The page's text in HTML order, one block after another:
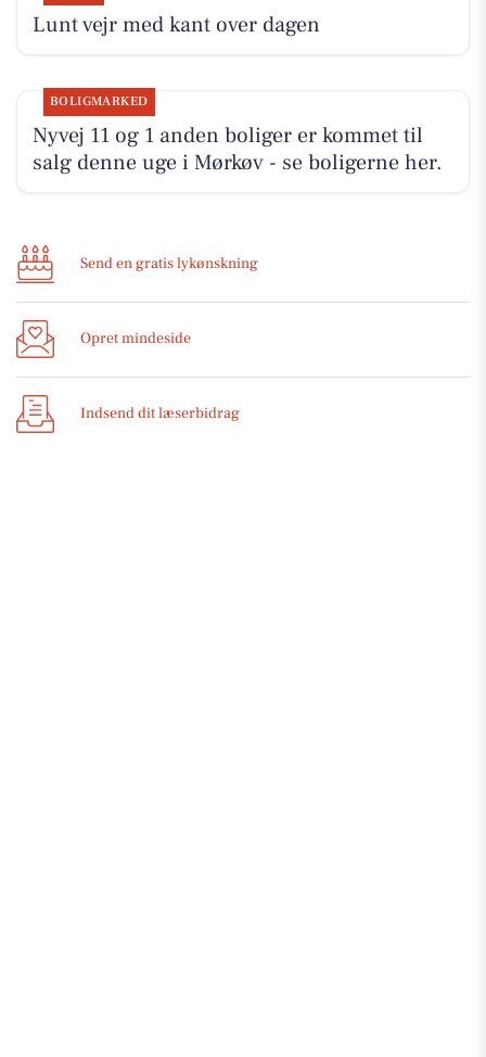
Lunt vejr med kant over dagen
BOLIGMARKED
Nyvej 11 og 1 anden boliger er kommet til
salg denne uge i Mørkøv - se boligerne her.
Send en gratis lykønskning
Opret mindeside
Indsend dit læserbidrag